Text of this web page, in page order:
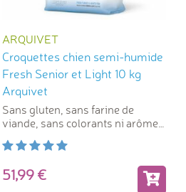
ARQUIVET
Croquettes chien semi-humide
Fresh Senior et Light 10 kg
Arquivet
Sans gluten, sans farine de
viande, sans colorants ni arômes
artificiels
51,99